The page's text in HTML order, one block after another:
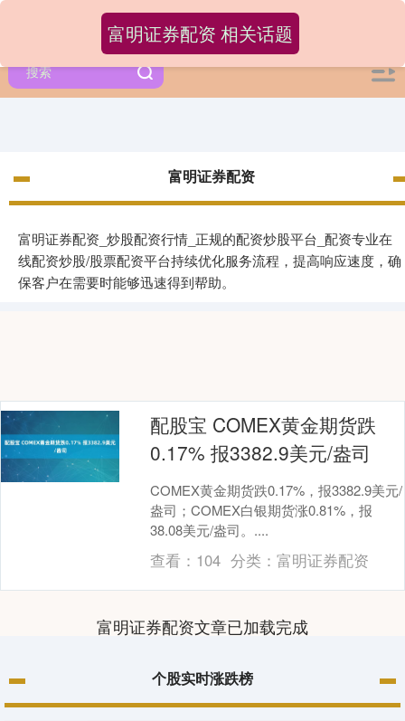
富明证券配资
富明证券配资_炒股配资行情_正规的配资炒股平台_配资专业在
线配资炒股/股票配资平台持续优化服务流程，提高响应速度，确
保客户在需要时能够迅速得到帮助。
富明证券配资 相关话题
配股宝 COMEX黄金期货跌
0.17% 报3382.9美元/盎司
COMEX黄金期货跌0.17%，报3382.9美元/
盎司；COMEX白银期货涨0.81%，报
38.08美元/盎司。....
查看： 104 分类： 富明证券配资
富明证券配资文章已加载完成
个股实时涨跌榜